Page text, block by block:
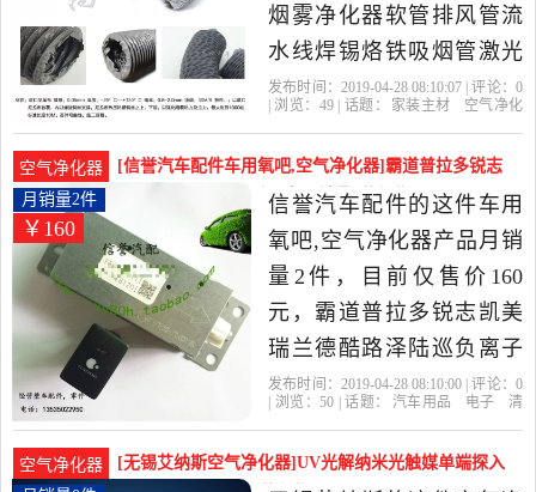
烟雾净化器软管排风管流
水线焊锡烙铁吸烟管激光
机4寸吸尘管是2019年高福
材当中性价比很高的空气
净化器，由广东 东莞发
货。
发布时间：2019-04-28 08:10:07 | 评论： 0
| 浏览： 49| 话题： 家装主材
空气净化
空气净化器
[信誉汽车配件车用氧吧,空气净化器]霸道普拉多锐志
凯美瑞兰德酷路泽陆巡负月销量2件仅售160元
￥160
月销量2件
信誉汽车配件的这件车用
氧吧,空气净化器产品月销
量2件，目前仅售价160
元，霸道普拉多锐志凯美
瑞兰德酷路泽陆巡负离子
纳米水离子空气净化器是
汽车用品,电子,清洗,改装当
发布时间：2019-04-28 08:10:00 | 评论： 0
| 浏览：50 | 话题： 汽车用品 电子
清
空气净化器
[无锡艾纳斯空气净化器]UV光解纳米光触媒单端探入